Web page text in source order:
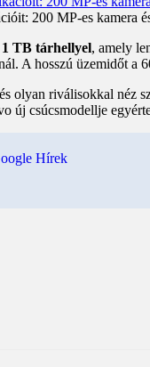
200 MP-es kamera
1 TB tárhellyel, amely
A hosszú üzemidőt a
olyan riválisokkal néz
csúcsmodellje